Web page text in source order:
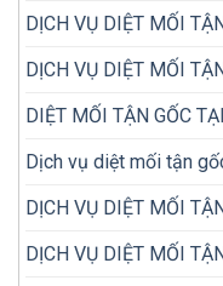
DỊCH VỤ DIỆT MỐI
DỊCH VỤ DIỆT MỐI
DIỆT MỐI TẬN GỐC
Dịch vụ diệt mối tận
DỊCH VỤ DIỆT MỐI
DỊCH VỤ DIỆT MỐI